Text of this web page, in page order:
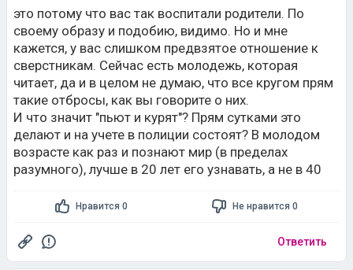
это потому что вас так воспитали родители. По
своему образу и подобию, видимо. Но и мне
кажется, у вас слишком предвзятое отношение к
сверстникам. Сейчас есть молодежь, которая
читает, да и в целом не думаю, что все кругом прям
такие отбросы, как вы говорите о них.
И что значит "пьют и курят"? Прям сутками это
делают и на учете в полиции состоят? В молодом
возрасте как раз и познают мир (в пределах
разумного), лучше в 20 лет его узнавать, а не в 40
Нравится 0 Не нравится 0
Ответить